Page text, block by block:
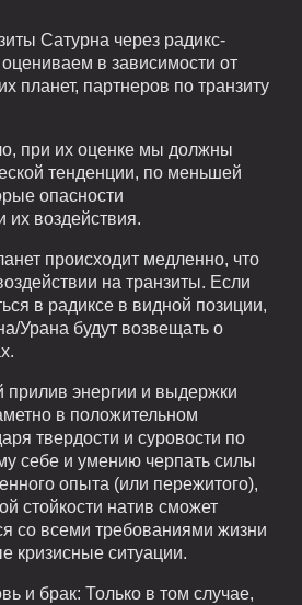
Сатурна через радикс-
в зависимости от
планет, партнеров по транзиту
при их оценке мы должны
тенденции, по меньшей
опасности
их воздействия.
происходит медленно, что
на транзиты. Если
в радиксе в видной позиции,
Урана будут возвещать о
энергии и выдержки
в положительном
твердости и суровости по
себе и умению черпать силы
опыта (или пережитого),
стойкости натив сможет
со всеми требованиями жизни
кризисные ситуации.
и брак: Только в том случае,